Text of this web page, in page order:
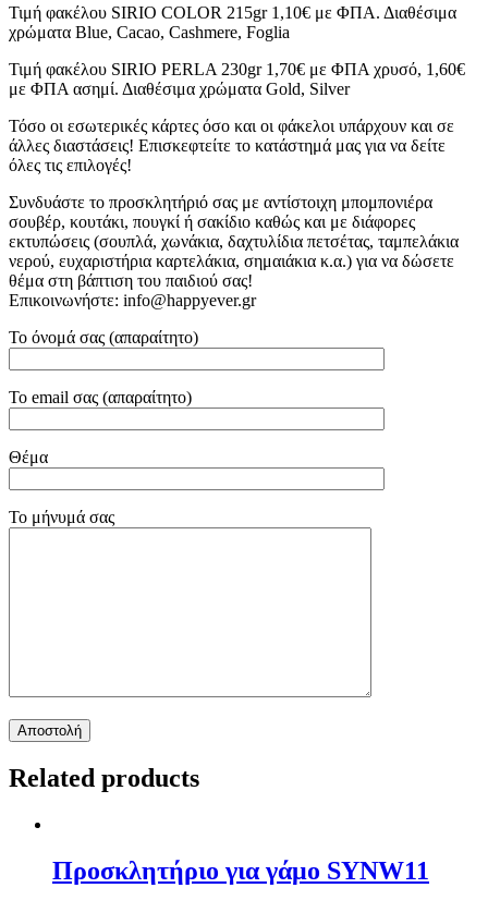
Τιμή φακέλου SIRIO COLOR 215gr 1,10€ με ΦΠΑ. Διαθέσιμα
χρώματα Blue, Cacao, Cashmere, Foglia
Τιμή φακέλου SIRIO PERLA 230gr 1,70€ με ΦΠΑ χρυσό, 1,60€
με ΦΠΑ ασημί. Διαθέσιμα χρώματα Gold, Silver
Τόσο οι εσωτερικές κάρτες όσο και οι φάκελοι υπάρχουν και σε
άλλες διαστάσεις! Επισκεφτείτε το κατάστημά μας για να δείτε
όλες τις επιλογές!
Συνδυάστε το προσκλητήριό σας με αντίστοιχη μπομπονιέρα
σουβέρ, κουτάκι, πουγκί ή σακίδιο καθώς και με διάφορες
εκτυπώσεις (σουπλά, χωνάκια, δαχτυλίδια πετσέτας, ταμπελάκια
νερού, ευχαριστήρια καρτελάκια, σημαιάκια κ.α.) για να δώσετε
θέμα στη βάπτιση του παιδιού σας!
Επικοινωνήστε: info@happyever.gr
Το όνομά σας (απαραίτητο)
Το email σας (απαραίτητο)
Θέμα
Το μήνυμά σας
Related products
Προσκλητήριο για γάμο SYNW11